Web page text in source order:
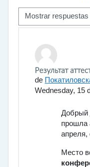
Mostrar modo
Результат
de
Wednesday, 15
Número de
Добрый
прошла
апреля,
Место